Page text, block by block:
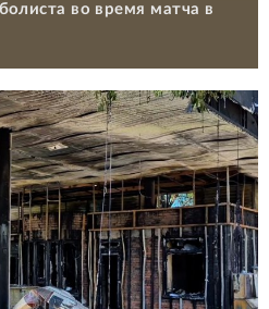
во время матча в